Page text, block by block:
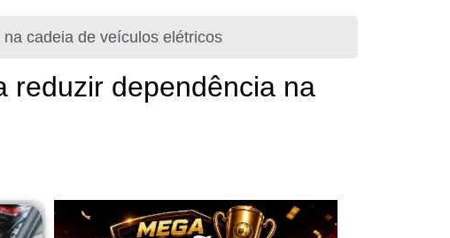
Assinatura Solar
Mercado Livre
Usina de Locação
cadeia de veículos elétricos
reduzir dependência na